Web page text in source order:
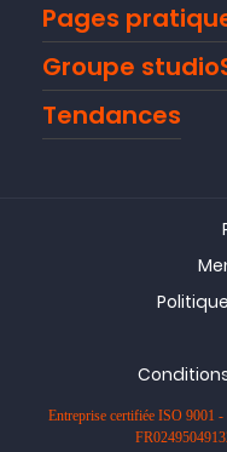
Pages
Groupe
Tendances
Entreprise certifiée ISO 9001